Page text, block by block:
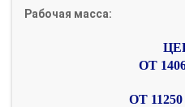
Рабочая масса:
ОТ
ОТ 11250